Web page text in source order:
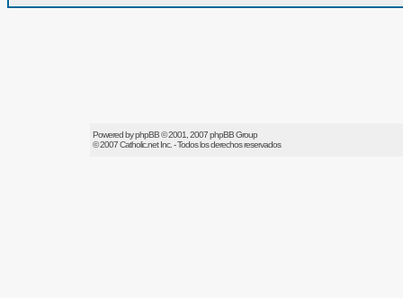
Powered byphpBB© 2001, 2007 phpBB Group
© 2007Catholic.netInc. - Todos los derechos reservados